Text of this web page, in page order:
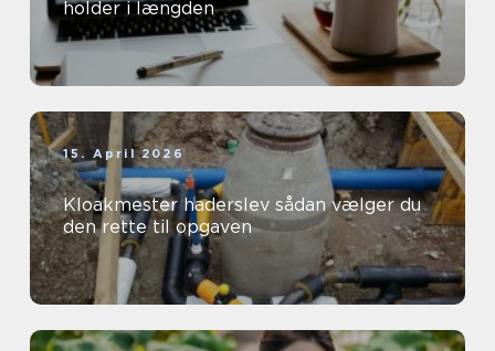
holder i længden
15. April 2026
Kloakmester haderslev sådan vælger du
den rette til opgaven